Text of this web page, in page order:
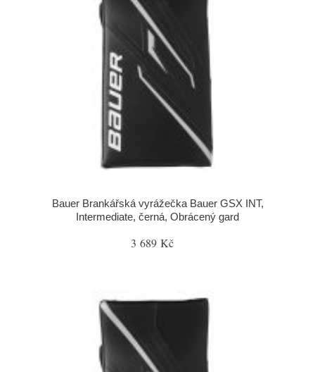
Bauer Brankářská vyrážečka Bauer GSX INT,
Intermediate, černá, Obrácený gard
3 689 Kč